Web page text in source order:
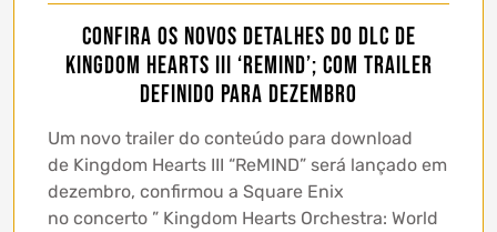
Confira os novos detalhes do DLC de
Kingdom Hearts III ‘ReMIND’; com trailer
definido para dezembro
Um novo trailer do conteúdo para download
de Kingdom Hearts III “ReMIND” será lançado em
dezembro, confirmou a Square Enix
no concerto ” Kingdom Hearts Orchestra: World